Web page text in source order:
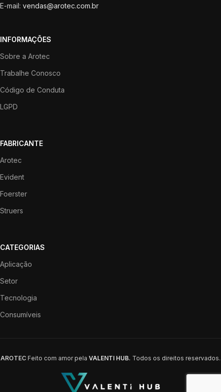
E-mail: vendas@arotec.com.br
INFORMAÇÕES
Sobre a Arotec
Trabalhe Conosco
Código de Conduta
LGPD
FABRICANTE
Arotec
Evident
Foerster
Struers
CATEGORIAS
Aplicação
Setor
Tecnologia
Consumíveis
AROTEC Feito com amor pela VALENTI HUB. Todos os direitos reservados.